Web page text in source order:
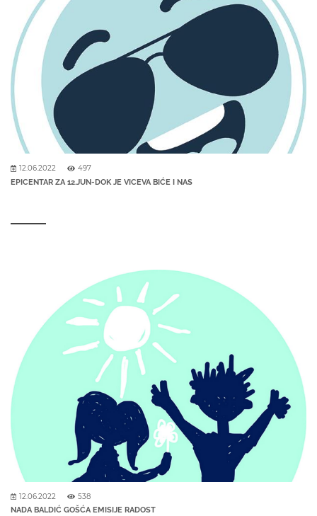
12.06.2022 497
EPICENTAR ZA 12.JUN-DOK JE VICEVA BIĆE I NAS
12.06.2022 538
NADA BALDIĆ GOŠĆA EMISIJE RADOST